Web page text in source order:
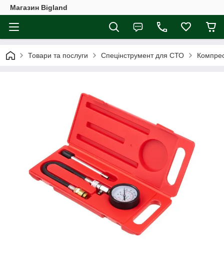
Магазин Bigland
Товари та послуги Спецінструмент для СТО